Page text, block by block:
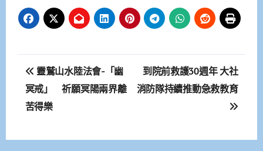
文
章
導
覽
靈鷲山水陸法會-「幽
冥戒」 祈願冥陽兩界離
苦得樂
到院前救護30週年 大社
消防隊持續推動急救教育